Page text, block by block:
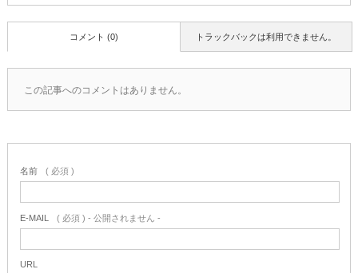
トラックバックは利用できません。
コメント (0)
この記事へのコメントはありません。
名前 ( 必須 )
E-MAIL ( 必須 ) - 公開されません -
URL